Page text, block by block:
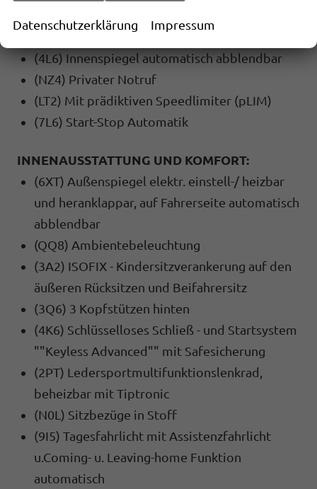
(8G5) Multipler Matrix-Beam
(4L6) Innenspiegel automatisch abblendbar
(NZ4) Privater Notruf
(LT2) Mit prädiktiven Speedlimiter (pLIM)
(7L6) Start-Stop Automatik
INNENAUSSTATTUNG UND KOMFORT:
(6XT) Außenspiegel elektr. einstell-/ heizbar
und heranklappar, auf Fahrerseite automatisch
abblendbar
(QQ8) Ambientebeleuchtung
(3A2) ISOFIX - Kindersitzverankerung auf den
äußeren Rücksitzen und Beifahrersitz
(3Q6) 3 Kopfstützen hinten
(4K6) Schlüsselloses Schließ - und Startsystem
""Keyless Advanced"" mit Safesicherung
(2PT) Ledersportmultifunktionslenkrad,
beheizbar mit Tiptronic
(N0L) Sitzbezüge in Stoff
(9I5) Tagesfahrlicht mit Assistenzfahrlicht
u.Coming- u. Leaving-home Funktion
automatisch
Datenschutzerklärung Impressum